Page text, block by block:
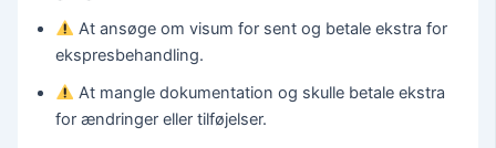
At ansøge om visum for sent og betale ekstra for
ekspresbehandling.
At mangle dokumentation og skulle betale ekstra
for ændringer eller tilføjelser.